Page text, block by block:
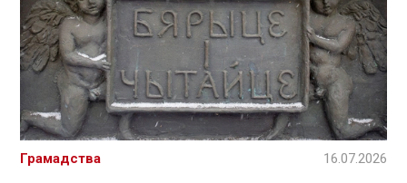
Грамадства 16.07.2026